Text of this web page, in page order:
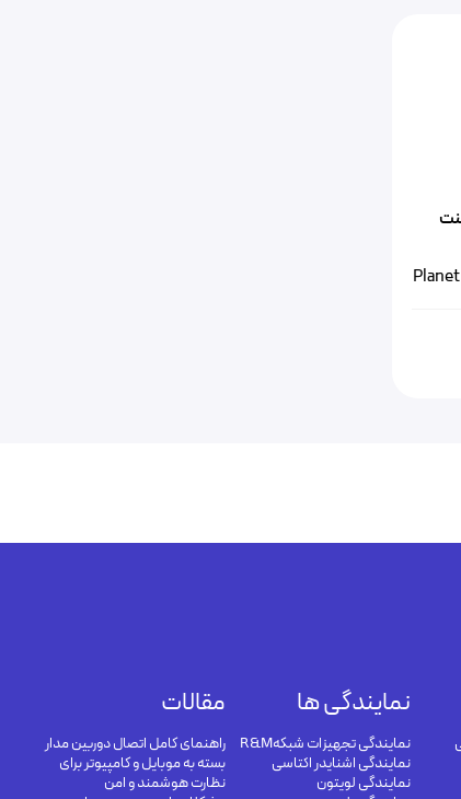
نمایندگی ها
نمایندگی تجهیزات شبکهR&M
نمایندگی اشنایدر اکتاسی
نمایندگی لویتون
مقالات
راهنمای کامل اتصال دوربین مدار
بسته به موبایل و کامپیوتر برای
نظارت هوشمند و امن